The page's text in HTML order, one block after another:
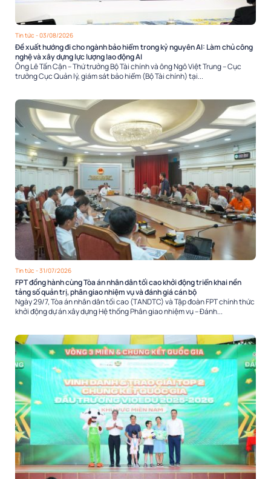
Tin tức - 03/08/2026
Đề xuất hướng đi cho ngành bảo hiểm trong kỷ nguyên AI: Làm chủ công
nghệ và xây dựng lực lượng lao động AI
Ông Lê Tấn Cận – Thứ trưởng Bộ Tài chính và ông Ngô Việt Trung – Cục
trưởng Cục Quản lý, giám sát bảo hiểm (Bộ Tài chính) tại...
Tin tức - 31/07/2026
FPT đồng hành cùng Tòa án nhân dân tối cao khởi động triển khai nền
tảng số quản trị, phân giao nhiệm vụ và đánh giá cán bộ
Ngày 29/7, Tòa án nhân dân tối cao (TANDTC) và Tập đoàn FPT chính thức
khởi động dự án xây dựng Hệ thống Phân giao nhiệm vụ – Đánh...